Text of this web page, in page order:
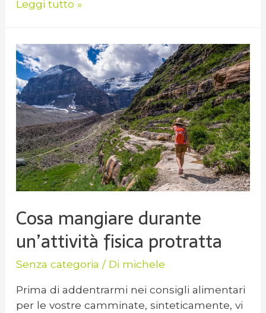
Leggi tutto »
Cosa mangiare durante
un’attività fisica protratta
Senza categoria / Di michele
Prima di addentrarmi nei consigli alimentari
per le vostre camminate, sinteticamente, vi